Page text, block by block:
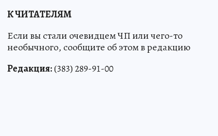
К ЧИТАТЕЛЯМ
Если вы стали очевидцем ЧП или чего-то
необычного, сообщите об этом в редакцию
Редакция:(383) 289-91-00